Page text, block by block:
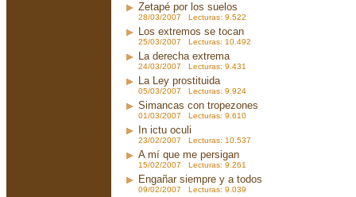
Zetapé por los suelos
28/03/2007 Lecturas: 9.522
Los extremos se tocan
25/03/2007 Lecturas: 10.492
La derecha extrema
24/03/2007 Lecturas: 9.431
La Ley prostituida
05/03/2007 Lecturas: 9.924
Simancas con tropezones
01/03/2007 Lecturas: 9.610
In ictu oculi
23/02/2007 Lecturas: 10.537
A mí que me persigan
15/02/2007 Lecturas: 9.261
Engañar siempre y a todos
09/02/2007 Lecturas: 9.039